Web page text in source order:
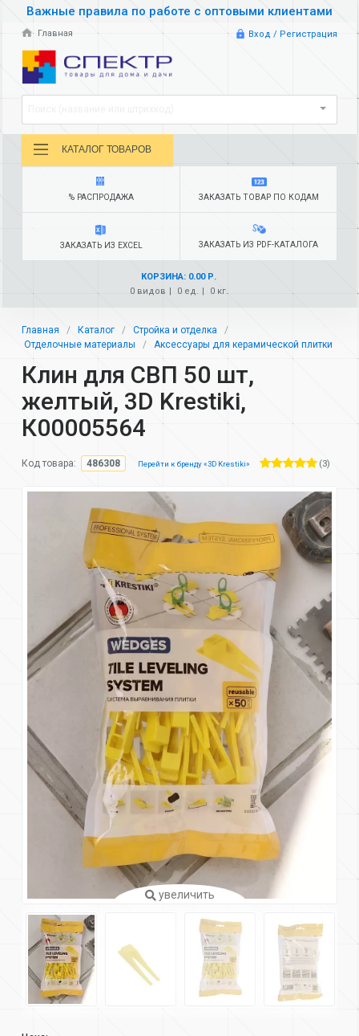
Важные правила по работе с оптовыми клиентами
Главная Вход / Регистрация
КАТАЛОГ ТОВАРОВ
% РАСПРОДАЖА ЗАКАЗАТЬ ТОВАР ПО КОДАМ
ЗАКАЗАТЬ ИЗ EXCEL ЗАКАЗАТЬ ИЗ PDF-КАТАЛОГА
КОРЗИНА: 0.00 Р.
0 видов
0 ед. 0 кг.
Главная Каталог
Стройка и отделка
Отделочные материалы
Аксессуары для керамической плитки
Клин для СВП 50 шт,
желтый, 3D Krestiki,
К00005564
Код товара: 486308 Перейти к бренду «3D Krestiki» (3)
увеличить